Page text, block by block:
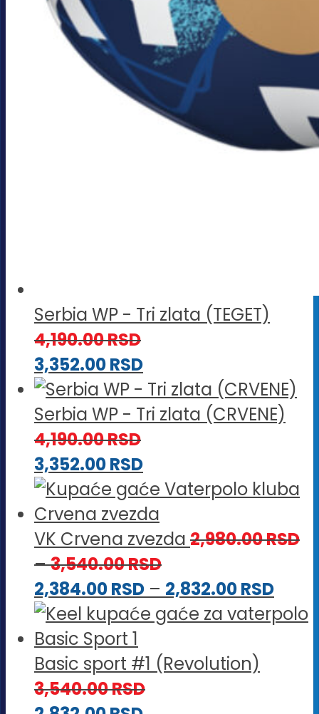
Serbia WP - Tri zlata (TEGET)
4,190.00RSD
3,352.00RSD
Serbia WP - Tri zlata (CRVENE)
4,190.00RSD
3,352.00RSD
VK Crvena zvezda 2,980.00RSD
–3,540.00RSDRaspon
cena:
od
do
2,384.00RSD – 2,832.00RSD
Basic sport #1 (Revolution)
3,540.00RSD